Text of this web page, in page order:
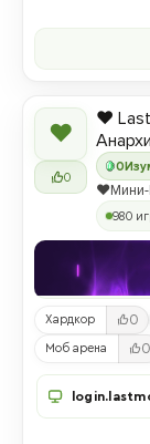
❤
0
0
❤️
❤️Мини-
980
Хардкор 0
Моб арена 0